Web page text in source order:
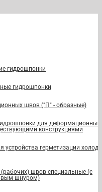
гидрошпонки
гидрошпонки
швов ("П" - образные)
для деформационных
конструкциями
устройства герметизации
швов специальные (с
шнуром)